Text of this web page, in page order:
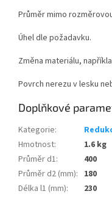
Průměr mimo
Úhel dle požadavku.
Změna materiálu,
Povrch nerezu v lesku
Doplňkové
Kategorie:
Hmotnost:
1.6 kg
Průměr d1:
400
Průměr d2 (mm): 180
Délka l1 (mm): 230